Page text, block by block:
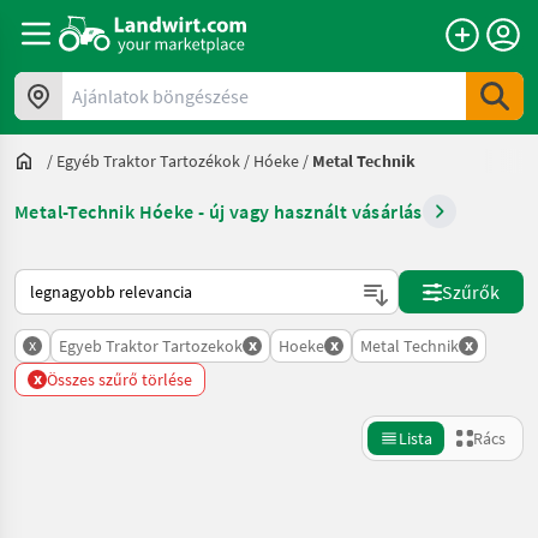
Ajánlatok böngészése
/ Egyéb Traktor Tartozékok / Hóeke / Metal Technik
Metal-Technik Hóeke - új vagy használt vásárlás
Így van sorba rendezve a Landwirt.com-on
Szűrők
x Egyeb Traktor Tartozekok x Hoeke x Metal Technik x
x Összes szűrő törlése
Lista Rács